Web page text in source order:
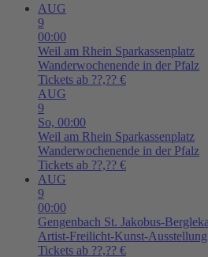
AUG
9
00:00
Weil am Rhein Sparkassenplatz
Wanderwochenende in der Pfalz
Tickets ab ??,?? €
AUG
9
So, 00:00
Weil am Rhein Sparkassenplatz
Wanderwochenende in der Pfalz
Tickets ab ??,?? €
AUG
9
00:00
Gengenbach St. Jakobus-
Artist-Freilicht-Kunst-
Tickets ab ??,?? €